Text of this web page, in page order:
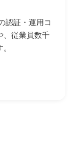
認証・運用コ
、従業員数千